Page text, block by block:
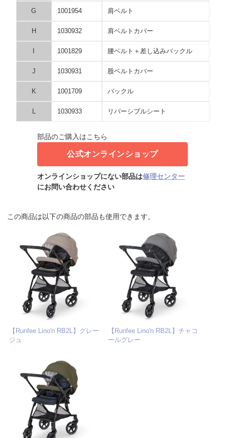
G 1001954 肩ベルト
H 1030932 肩ベルトカバー
1001829 腰ベルト＋差し込みバックル
J 1030931 股ベルトカバー
K 1001709 バックル
1030933 リバーシブルシート
部品のご購入はこちら
公式オンラインショップ
オンラインショップにない部品は修理センター
にお問い合わせください
この商品は以下の商品の部品も使用できます。
【Runfee Lino'n RB2L】グレー
ジュ
【Runfee Lino'n RB2L】チャコ
ールグレー